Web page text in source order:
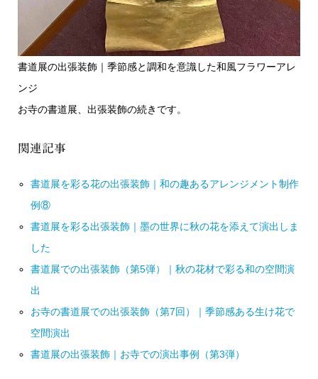
書道展の出張装飾｜季節感と調和を意識した和風フラワーアレ
ンジ
お寺の書道展、出張装飾の続きです。
関連記事
書道展を彩る花の出張装飾｜和の趣あるアレンジメント制作
例⑧
書道展を彩る出張装飾｜墨の世界に秋の花を添えて演出しま
した
書道展での出張装飾（第5弾）｜秋の花材で彩る和の空間演
出
お寺の書道展での出張装飾（第7回）｜季節感ある生け花で
空間演出
書道展の出張装飾｜お寺での演出事例（第3弾）